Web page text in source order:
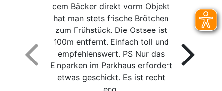
dem Bäcker direkt vorm Objekt
hat man stets frische Brötchen
zum Frühstück. Die Ostsee ist
100m entfernt. Einfach toll und
empfehlenswert. PS Nur das
Einparken im Parkhaus erfordert
etwas geschickt. Es ist recht
eng.